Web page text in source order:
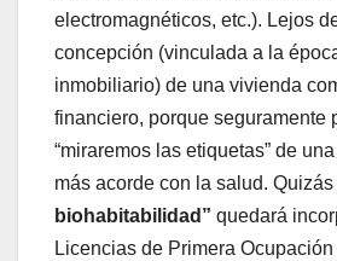
electromagnéticos, etc.). Lejos
concepción (vinculada a la
inmobiliario) de una vivienda
financiero, porque seguramente
“miraremos las etiquetas” de
más acorde con la salud.
biohabitabilidad” quedará
Licencias de Primera